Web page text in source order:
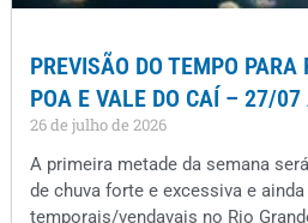
PREVISÃO DO TEMPO PARA
POA E VALE DO CAÍ – 27/
26 de julho de 2026
A primeira metade da semana
de chuva forte e excessiva e
temporais/vendavais no Rio